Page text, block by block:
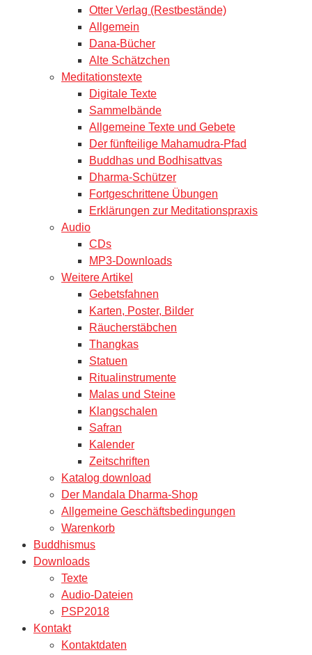
Otter Verlag (Restbestände)
Allgemein
Dana-Bücher
Alte Schätzchen
Meditationstexte
Digitale Texte
Sammelbände
Allgemeine Texte und Gebete
Der fünfteilige Mahamudra-Pfad
Buddhas und Bodhisattvas
Dharma-Schützer
Fortgeschrittene Übungen
Erklärungen zur Meditationspraxis
Audio
CDs
MP3-Downloads
Weitere Artikel
Gebetsfahnen
Karten, Poster, Bilder
Räucherstäbchen
Thangkas
Statuen
Ritualinstrumente
Malas und Steine
Klangschalen
Safran
Kalender
Zeitschriften
Katalog download
Der Mandala Dharma-Shop
Allgemeine Geschäftsbedingungen
Warenkorb
Buddhismus
Downloads
Texte
Audio-Dateien
PSP2018
Kontakt
Kontaktdaten